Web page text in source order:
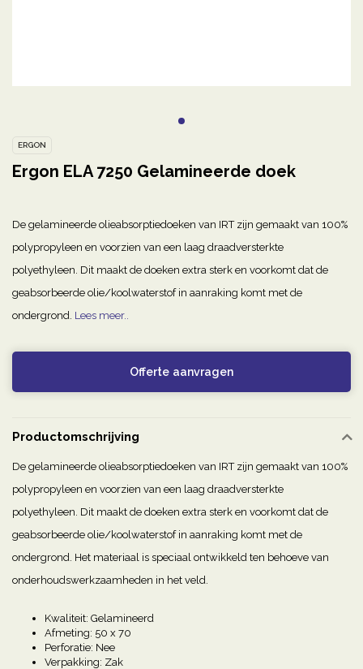
ERGON
Ergon ELA 7250 Gelamineerde doek
De gelamineerde olieabsorptiedoeken van IRT zijn gemaakt van 100%
polypropyleen en voorzien van een laag draadversterkte
polyethyleen. Dit maakt de doeken extra sterk en voorkomt dat de
geabsorbeerde olie/koolwaterstof in aanraking komt met de
ondergrond. Lees meer..
Offerte aanvragen
Productomschrijving
De gelamineerde olieabsorptiedoeken van IRT zijn gemaakt van 100%
polypropyleen en voorzien van een laag draadversterkte
polyethyleen. Dit maakt de doeken extra sterk en voorkomt dat de
geabsorbeerde olie/koolwaterstof in aanraking komt met de
ondergrond. Het materiaal is speciaal ontwikkeld ten behoeve van
onderhoudswerkzaamheden in het veld.
Kwaliteit: Gelamineerd
Afmeting: 50 x 70
Perforatie: Nee
Verpakking: Zak